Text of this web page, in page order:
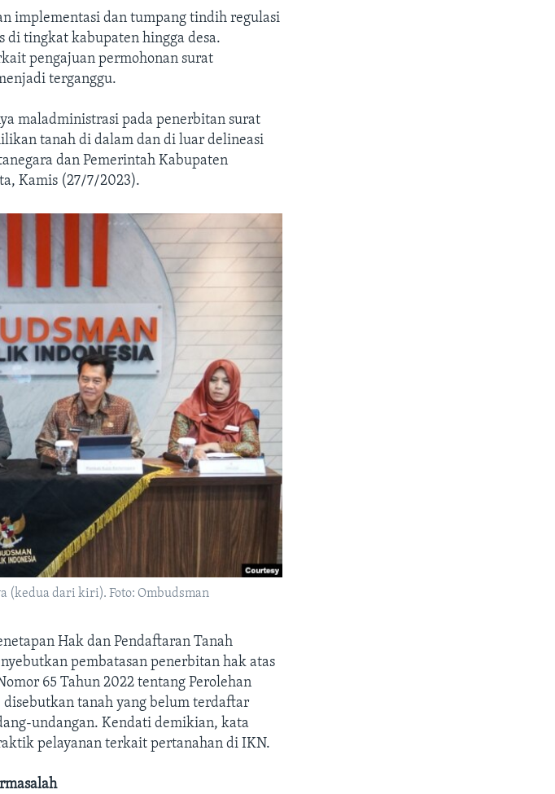
implementasi dan tumpang tindih regulasi
di tingkat kabupaten hingga desa.
pengajuan permohonan surat
terganggu.
maladministrasi pada penerbitan surat
tanah di dalam dan di luar delineasi
dan Pemerintah Kabupaten
Kamis (27/7/2023).
(kedua dari kiri). Foto: Ombudsman
Hak dan Pendaftaran Tanah
pembatasan penerbitan hak atas
65 Tahun 2022 tentang Perolehan
disebutkan tanah yang belum terdaftar
undangan. Kendati demikian, kata
pelayanan terkait pertanahan di IKN.